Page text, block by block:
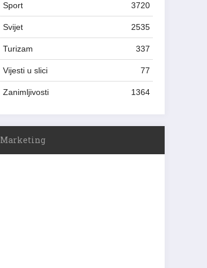
Sport 3720
Svijet 2535
Turizam 337
Vijesti u slici 77
Zanimljivosti 1364
Marketing